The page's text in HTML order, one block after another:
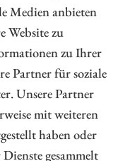
Medien anbieten
Website zu
zu Ihrer
Partner für soziale
Unsere Partner
mit weiteren
haben oder
gesammelt
für
Kapitalmarkt